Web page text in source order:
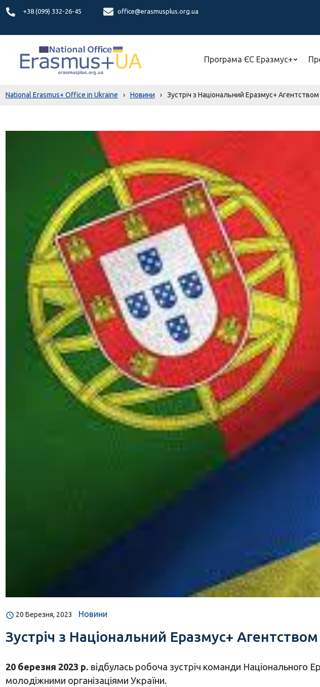
+38 (099) 332-26-45
office@erasmusplus.org.ua
Програма ЄС Еразмус+
National Erasmus+ Office in Ukraine › Новини › Зустріч з Національний Еразмус+ Агентством
20 Березня, 2023 Новини
Зустріч з Національний Еразмус+
20 березня 2023 р. відбулась робоча зустріч команди Національного
молодіжними організаціями України.